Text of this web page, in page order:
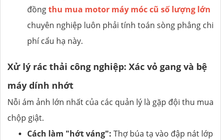
đồngthu mua motor máy móc cũ số lượng lớn
chuyên nghiệp luôn phải tính toán sòng phẳng chi
phí cẩu hạ này.
Xử lý rác thải công nghiệp: Xác vỏ gang và bệ
máy dính nhớt
Nỗi ám ảnh lớn nhất của các quản lý là gặp đội thu mua
chộp giật.
Cách làm "hớt váng": Thợ búa tạ vào đập nát lớp